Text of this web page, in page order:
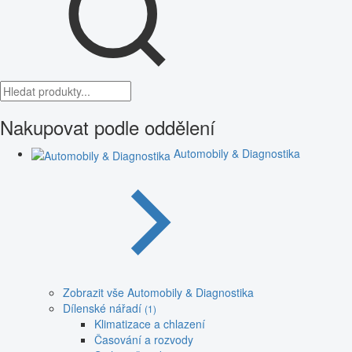
Nakupovat podle oddělení
Automobily & Diagnostika
Zobrazit vše Automobily & Diagnostika
Dílenské nářadí (1)
Klimatizace a chlazení
Časování a rozvody